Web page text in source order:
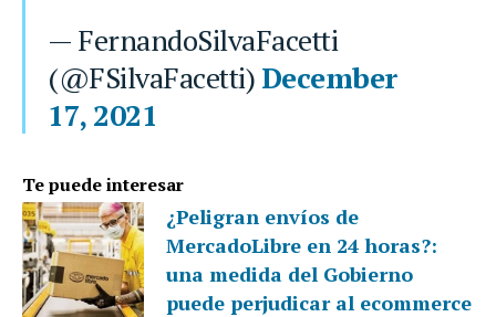
— FernandoSilvaFacetti
(@FSilvaFacetti) December
17, 2021
Te puede interesar
¿Peligran envíos de
MercadoLibre en 24 horas?:
una medida del Gobierno
puede perjudicar al ecommerce